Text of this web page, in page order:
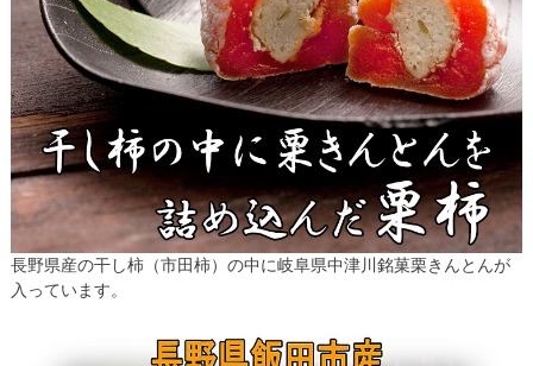
長野県産の干し柿（市田柿）の中に岐阜県中津川銘菓栗きんとんが
入っています。